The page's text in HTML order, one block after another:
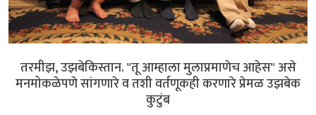
तरमीझ, उझबेकिस्तान. "तू आम्हाला मुलाप्रमाणेच आहेस" असे
मनमोकळेपणे सांगणारे व तशी वर्तणूकही करणारे प्रेमळ उझबेक
कुटुंब